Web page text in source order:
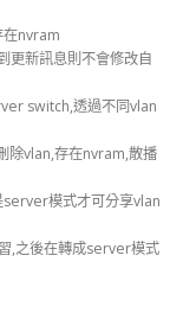
在nvram
新訊息則不會修改自
switch,透過不同vlan
除vlan,存在nvram,散播
模式才可分享vlan
,之後在轉成server模式